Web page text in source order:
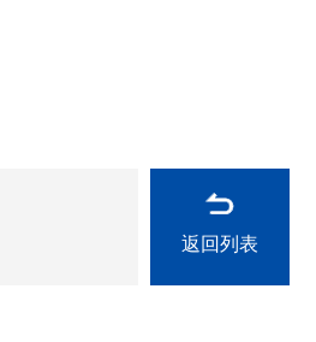
返回列表